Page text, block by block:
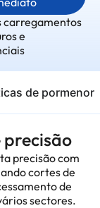
carregamentos
e
de pormenor
precisão com
cortes de
de
sectores.